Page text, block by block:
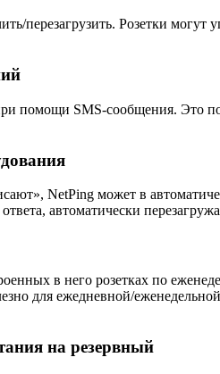
Розетки могут
помощи SMS-сообщения. Это
NetPing может в
автоматически
в него розетках по
для ежедневной/
на резервный